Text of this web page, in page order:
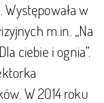
Występowała w
m.in. „Na
ciebie i ognia”.
W 2014 roku